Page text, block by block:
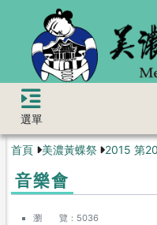
選單
首頁 美濃黃蝶祭 2015 第
音樂會
瀏 覽
5036